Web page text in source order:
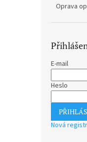
Oprava
E-mail
Heslo
Nová